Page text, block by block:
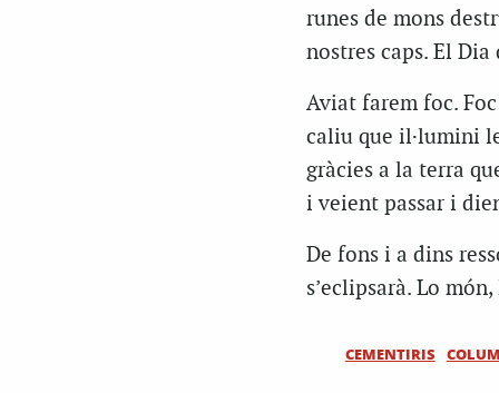
runes de mons
nostres caps. El Dia
Aviat farem foc.
caliu que il·lumini
gràcies a la terra
i veient passar i
De fons i a dins
s’eclipsarà. Lo
CEMENTIRIS